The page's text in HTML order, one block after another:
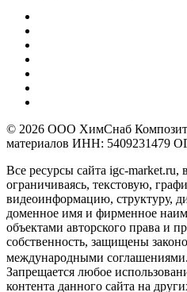
© 2026 ООО ХимСнаб
материалов ИНН: 5409231479
Все ресурсы сайта igc-market.ru,
ограничиваясь, текстовую,
видеоинформацию, структуру,
доменное имя и фирменное
объектами авторского права и
собственность, защищены
международными соглашениями.
Запрещается любое
контента данного сайта на